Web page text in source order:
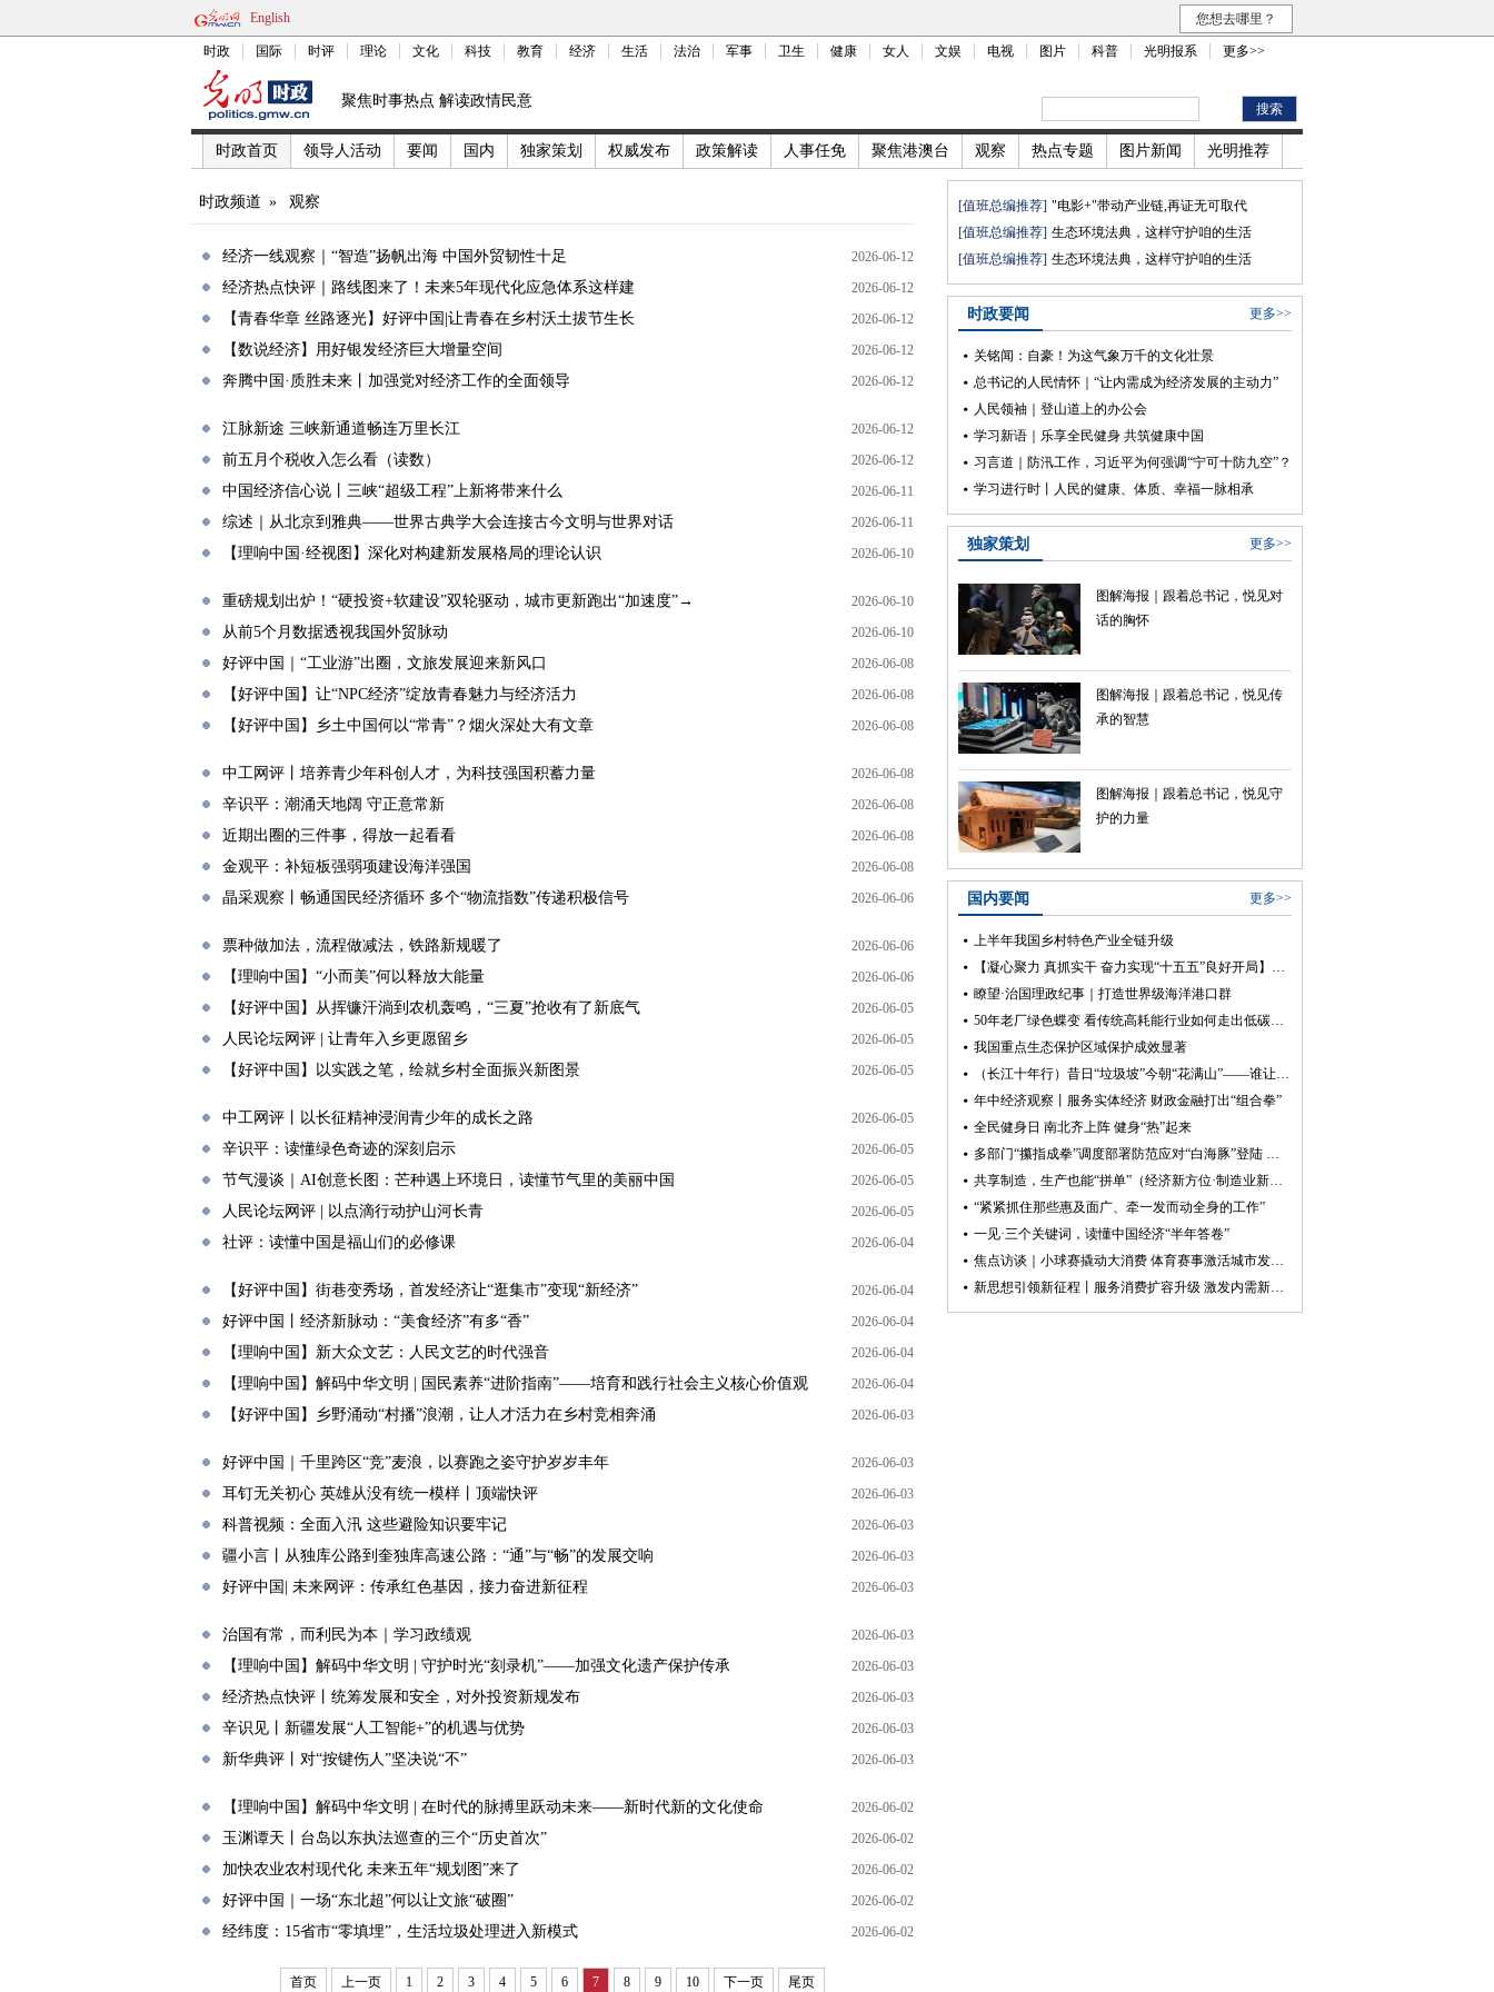
English 您想去哪里？
时政 国际 时评 理论 文化 科技 教育 经济 生活 法治 军事 卫生 健康 女人 文娱 电视 图片 科普 光明报系 更多>>
聚焦时事热点 解读政情民意
时政首页 领导人活动 要闻 国内 独家策划 权威发布 政策解读 人事任免 聚焦港澳台 观察 热点专题 图片新闻 光明推荐
时政频道 » 观察
经济一线观察｜“智造”扬帆出海 中国外贸韧性十足 2026-06-12
经济热点快评｜路线图来了！未来5年现代化应急体系这样建 2026-06-12
【青春华章 丝路逐光】好评中国|让青春在乡村沃土拔节生长 2026-06-12
【数说经济】用好银发经济巨大增量空间 2026-06-12
奔腾中国·质胜未来丨加强党对经济工作的全面领导 2026-06-12
江脉新途 三峡新通道畅连万里长江 2026-06-12
前五月个税收入怎么看（读数） 2026-06-12
中国经济信心说丨三峡“超级工程”上新将带来什么 2026-06-11
综述｜从北京到雅典——世界古典学大会连接古今文明与世界对话 2026-06-11
【理响中国·经视图】深化对构建新发展格局的理论认识 2026-06-10
重磅规划出炉！“硬投资+软建设”双轮驱动，城市更新跑出“加速度”→ 2026-06-10
从前5个月数据透视我国外贸脉动 2026-06-10
好评中国｜“工业游”出圈，文旅发展迎来新风口 2026-06-08
【好评中国】让“NPC经济”绽放青春魅力与经济活力 2026-06-08
【好评中国】乡土中国何以“常青”？烟火深处大有文章 2026-06-08
中工网评丨培养青少年科创人才，为科技强国积蓄力量 2026-06-08
辛识平：潮涌天地阔 守正意常新 2026-06-08
近期出圈的三件事，得放一起看看 2026-06-08
金观平：补短板强弱项建设海洋强国 2026-06-08
晶采观察丨畅通国民经济循环 多个“物流指数”传递积极信号 2026-06-06
票种做加法，流程做减法，铁路新规暖了 2026-06-06
【理响中国】“小而美”何以释放大能量 2026-06-06
【好评中国】从挥镰汗淌到农机轰鸣，“三夏”抢收有了新底气 2026-06-05
人民论坛网评 | 让青年入乡更愿留乡 2026-06-05
【好评中国】以实践之笔，绘就乡村全面振兴新图景 2026-06-05
中工网评丨以长征精神浸润青少年的成长之路 2026-06-05
辛识平：读懂绿色奇迹的深刻启示 2026-06-05
节气漫谈｜AI创意长图：芒种遇上环境日，读懂节气里的美丽中国 2026-06-05
人民论坛网评 | 以点滴行动护山河长青 2026-06-05
社评：读懂中国是福山们的必修课 2026-06-04
【好评中国】街巷变秀场，首发经济让“逛集市”变现“新经济” 2026-06-04
好评中国丨经济新脉动：“美食经济”有多“香” 2026-06-04
【理响中国】新大众文艺：人民文艺的时代强音 2026-06-04
【理响中国】解码中华文明 | 国民素养“进阶指南”——培育和践行社会主义核心价值观 2026-06-04
【好评中国】乡野涌动“村播”浪潮，让人才活力在乡村竞相奔涌 2026-06-03
好评中国｜千里跨区“竞”麦浪，以赛跑之姿守护岁岁丰年 2026-06-03
耳钉无关初心 英雄从没有统一模样丨顶端快评 2026-06-03
科普视频：全面入汛 这些避险知识要牢记 2026-06-03
疆小言丨从独库公路到奎独库高速公路：“通”与“畅”的发展交响 2026-06-03
好评中国| 未来网评：传承红色基因，接力奋进新征程 2026-06-03
治国有常，而利民为本｜学习政绩观 2026-06-03
【理响中国】解码中华文明 | 守护时光“刻录机”——加强文化遗产保护传承 2026-06-03
经济热点快评丨统筹发展和安全，对外投资新规发布 2026-06-03
辛识见丨新疆发展“人工智能+”的机遇与优势 2026-06-03
新华典评丨对“按键伤人”坚决说“不” 2026-06-03
【理响中国】解码中华文明 | 在时代的脉搏里跃动未来——新时代新的文化使命 2026-06-02
玉渊谭天丨台岛以东执法巡查的三个“历史首次” 2026-06-02
加快农业农村现代化 未来五年“规划图”来了 2026-06-02
好评中国｜一场“东北超”何以让文旅“破圈” 2026-06-02
经纬度：15省市“零填埋”，生活垃圾处理进入新模式 2026-06-02
首页 上一页 1 2 3 4 5 6 7 8 9 10 下一页 尾页
[值班总编推荐] "电影+"带动产业链,再证无可取代
[值班总编推荐] 生态环境法典，这样守护咱的生活
[值班总编推荐] 生态环境法典，这样守护咱的生活
时政要闻 更多>>
关铭闻：自豪！为这气象万千的文化壮景
总书记的人民情怀｜“让内需成为经济发展的主动力”
人民领袖｜登山道上的办公会
学习新语｜乐享全民健身 共筑健康中国
习言道｜防汛工作，习近平为何强调“宁可十防九空”？
学习进行时丨人民的健康、体质、幸福一脉相承
独家策划 更多>>
图解海报｜跟着总书记，悦见对
话的胸怀
图解海报｜跟着总书记，悦见传
承的智慧
图解海报｜跟着总书记，悦见守
护的力量
国内要闻 更多>>
上半年我国乡村特色产业全链升级
【凝心聚力 真抓实干 奋力实现“十五五”良好开局】抢占制高点 上海培育未来产业新模式
瞭望·治国理政纪事｜打造世界级海洋港口群
50年老厂绿色蝶变 看传统高耗能行业如何走出低碳新路
我国重点生态保护区域保护成效显著
（长江十年行）昔日“垃圾坡”今朝“花满山”——谁让重庆江畔山村“美”成好日子？
年中经济观察丨服务实体经济 财政金融打出“组合拳”
全民健身日 南北齐上阵 健身“热”起来
多部门“攥指成拳”调度部署防范应对“白海豚”登陆 全力以赴护民生保安全
共享制造，生产也能“拼单”（经济新方位·制造业新趋势）
“紧紧抓住那些惠及面广、牵一发而动全身的工作”
一见·三个关键词，读懂中国经济“半年答卷”
焦点访谈｜小球赛撬动大消费 体育赛事激活城市发展新动能
新思想引领新征程丨服务消费扩容升级 激发内需新活力